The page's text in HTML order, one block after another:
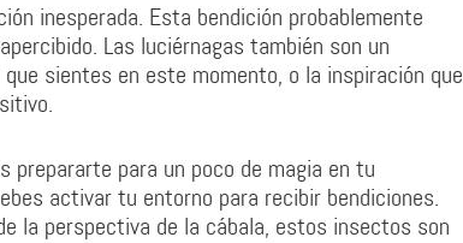
inesperada. Esta bendición probablemente
Las luciérnagas también son un
sientes en este momento, o la inspiración que
prepararte para un poco de magia en tu
activar tu entorno para recibir bendiciones.
la perspectiva de la cábala, estos insectos son